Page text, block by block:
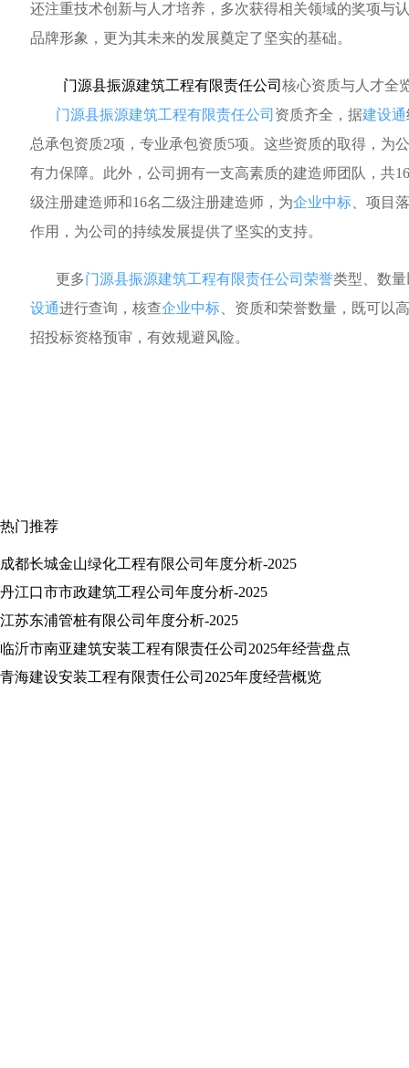
还注重技术创新与人才培养，多次获得相关领域的奖项与
品牌形象，更为其未来的发展奠定了坚实的基础。
门源县振源建筑工程有限责任公司 核心资质与人才全
门源县振源建筑工程有限责任公司 资质齐全，据建设通
总承包资质2项，专业承包资质5项。这些资质的取得，为
有力保障。此外，公司拥有一支高素质的建造师团队，共
级注册建造师和16名二级注册建造师，为企业中标 、项目
作用，为公司的持续发展提供了坚实的支持。
更多门源县振源建筑工程有限责任公司荣誉类型、数
设通进行查询，核查企业中标 、资质和荣誉数量，既可以
招投标资格预审，有效规避风险。
热门推荐
成都长城金山绿化工程有限公司年度分析-2025
丹江口市市政建筑工程公司年度分析-2025
江苏东浦管桩有限公司年度分析-2025
临沂市南亚建筑安装工程有限责任公司2025年经营盘点
青海建设安装工程有限责任公司2025年度经营概览